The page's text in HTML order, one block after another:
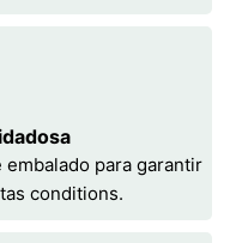
para garantir
conditions.